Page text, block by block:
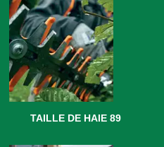
TAILLE DE HAIE 89